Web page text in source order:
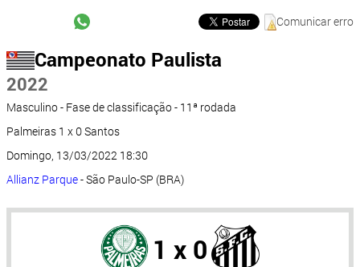
Comunicar erro
Campeonato Paulista
2022
Masculino - Fase de classificação - 11ª rodada
Palmeiras 1 x 0 Santos
Domingo, 13/03/2022 18:30
Allianz Parque- São Paulo-SP (BRA)
1 x 0